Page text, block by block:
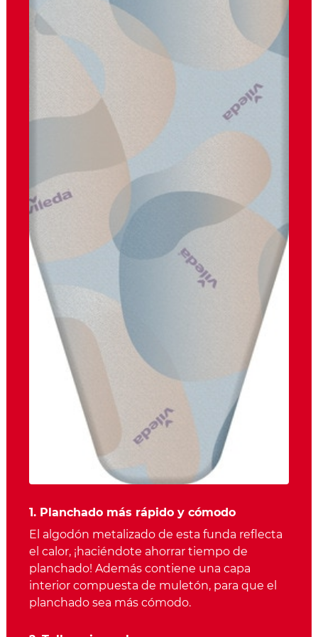
1. Planchado más rápido y cómodo
El algodón metalizado de esta funda reflecta
el calor, ¡haciéndote ahorrar tiempo de
planchado! Además contiene una capa
interior compuesta de muletón, para que el
planchado sea más cómodo.